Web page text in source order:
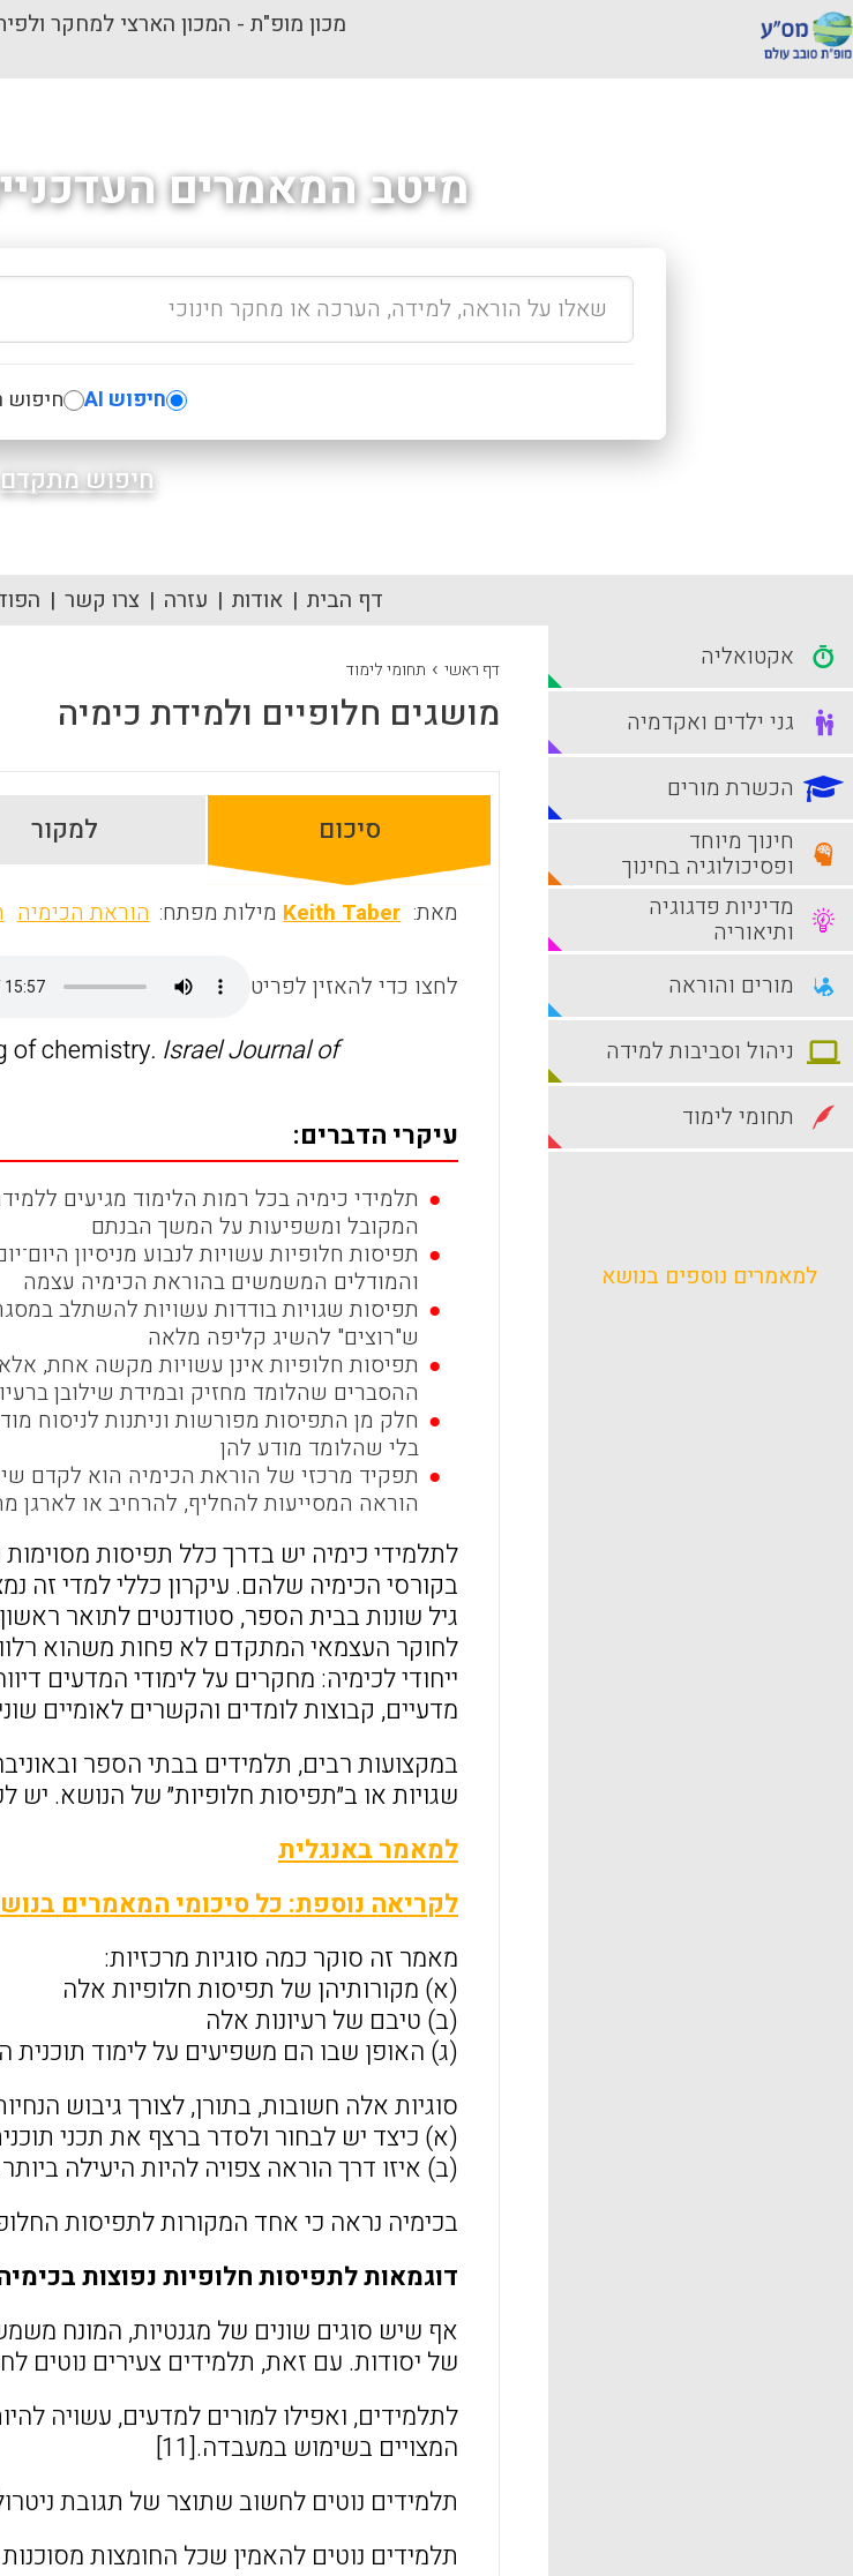
מכון מופ"ת - המכון הארצי למחקר
מיטב המאמרים
חיפוש AI חיפוש
חיפוש מתקדם
דף הבית אודות עזרה צרו קשר
דף ראשי › תחומי לימוד
מושגים חלופיים ולמידת כימיה
סיכום למקור
מאת: Keith Taber מילות מפתח: הוראת הכימיה
לחצו כדי להאזין לפריט
of chemistry. Israel Journal of
עיקרי הדברים:
תלמידי כימיה בכל רמות הלימוד מגיעים
המקובל ומשפיעות על המשך הבנתם
תפיסות חלופיות עשויות לנבוע מניסיון
והמודלים המשמשים בהוראת הכימיה עצמה
תפיסות שגויות בודדות עשויות להשתלב
ש"רוצים" להשיג קליפה מלאה
תפיסות חלופיות אינן עשויות מקשה אחת,
ההסברים שהלומד מחזיק ובמידת שילובן
חלק מן התפיסות מפורשות וניתנות לניסוח
בלי שהלומד מודע להן
תפקיד מרכזי של הוראת הכימיה הוא לקדם
הוראה המסייעות להחליף, להרחיב או לארגן
לתלמידי כימיה יש בדרך כלל תפיסות
בקורסי הכימיה שלהם. עיקרון כללי למדי
גיל שונות בבית הספר, סטודנטים לתואר
לחוקר העצמאי המתקדם לא פחות משהוא
ייחודי לכימיה: מחקרים על לימודי המדעים
מדעיים, קבוצות לומדים והקשרים לאומיים
במקצועות רבים, תלמידים בבתי הספר
שגויות או ב״תפיסות חלופיות״ של הנושא.
למאמר באנגלית
לקריאה נוספת: כל סיכומי המאמרים
מאמר זה סוקר כמה סוגיות מרכזיות:
(א) מקורותיהן של תפיסות חלופיות אלה
(ב) טיבם של רעיונות אלה
(ג) האופן שבו הם משפיעים על לימוד תוכנית
סוגיות אלה חשובות, בתורן, לצורך גיבוש
(א) כיצד יש לבחור ולסדר ברצף את תכני
(ב) איזו דרך הוראה צפויה להיות היעילה
בכימיה נראה כי אחד המקורות לתפיסות
דוגמאות לתפיסות חלופיות נפוצות
אף שיש סוגים שונים של מגנטיות, המונח
של יסודות. עם זאת, תלמידים צעירים נוטים
לתלמידים, ואפילו למורים למדעים, עשויה
המצויים בשימוש במעבדה.[11]
תלמידים נוטים לחשוב שתוצר של תגובת ניטרול
תלמידים נוטים להאמין שכל החומצות מסוכנות
אקטואליה
גני ילדים ואקדמיה
הכשרת מורים
חינוך מיוחד
ופסיכולוגיה בחינוך
מדיניות פדגוגיה
ותיאוריה
מורים והוראה
ניהול וסביבות למידה
תחומי לימוד
למאמרים נוספים בנושא